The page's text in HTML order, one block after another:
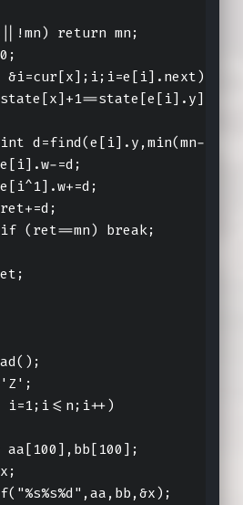
return mn;
&i=cur[x];i;i=e[i].next)
d=find(e[i].y,min(mn-
=d;
(ret==mn) break;
i=1;i<=n;i++)
aa[100],bb[100];